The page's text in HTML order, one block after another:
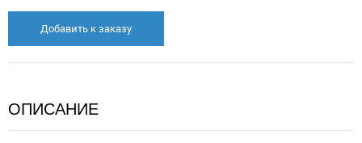
Добавить к заказу
ОПИСАНИЕ